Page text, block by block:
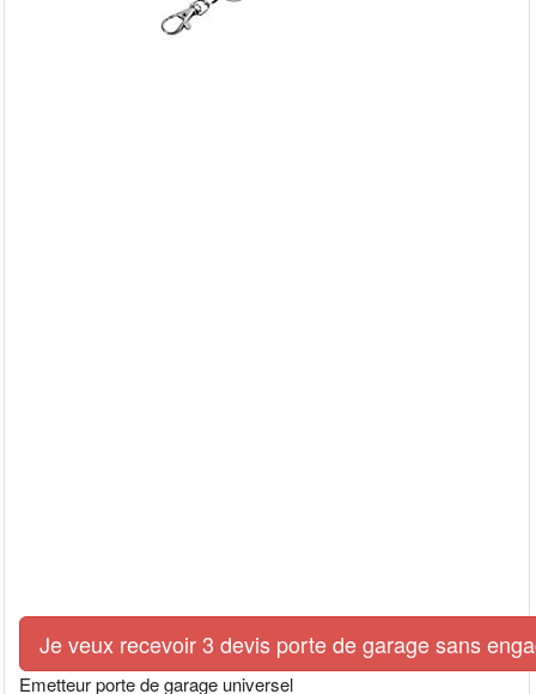
Je veux recevoir 3 devis porte de garage sans
Emetteur porte de garage universel